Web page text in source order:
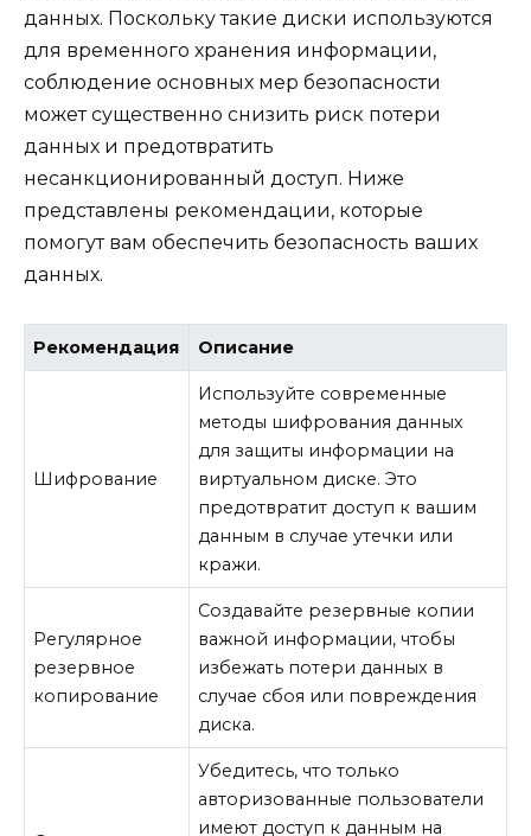
данных. Поскольку такие диски используются
для временного хранения информации,
соблюдение основных мер безопасности
может существенно снизить риск потери
данных и предотвратить
несанкционированный доступ. Ниже
представлены рекомендации, которые
помогут вам обеспечить безопасность ваших
данных.
Рекомендация Описание
Шифрование
Используйте современные
методы шифрования данных
для защиты информации на
виртуальном диске. Это
предотвратит доступ к вашим
данным в случае утечки или
кражи.
Регулярное
резервное
копирование
Создавайте резервные копии
важной информации, чтобы
избежать потери данных в
случае сбоя или повреждения
диска.
Убедитесь, что только
авторизованные пользователи
имеют доступ к данным на